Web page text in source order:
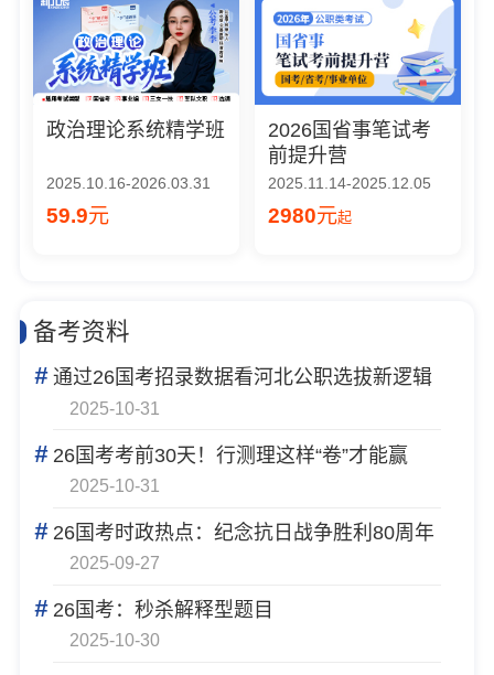
政治理论系统精学班
2025.10.16-2026.03.31
59.9元
2026国省事笔试考
前提升营
2025.11.14-2025.12.05
2980元起
备考资料
#通过26国考招录数据看河北公职选拔新逻辑
2025-10-31
#26国考考前30天！行测理这样“卷”才能赢
2025-10-31
#26国考时政热点：纪念抗日战争胜利80周年
2025-09-27
#26国考：秒杀解释型题目
2025-10-30